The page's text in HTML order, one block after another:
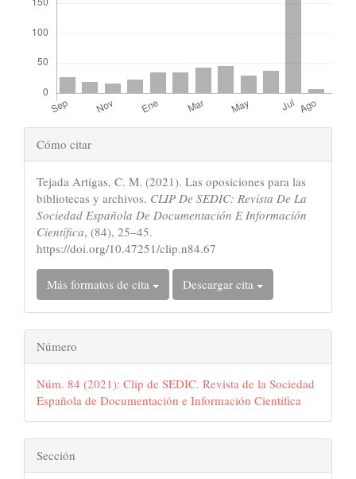
Detalles
del
artículo
Cómo citar
Tejada Artigas, C. M. (2021). Las oposiciones para las
bibliotecas y archivos. CLIP De SEDIC: Revista De La
Sociedad Española De Documentación E Información
Científica, (84), 25–45.
https://doi.org/10.47251/clip.n84.67
Más formatos de cita Descargar cita
Número
Núm. 84 (2021): Clip de SEDIC. Revista de la Sociedad
Española de Documentación e Información Científica
Sección